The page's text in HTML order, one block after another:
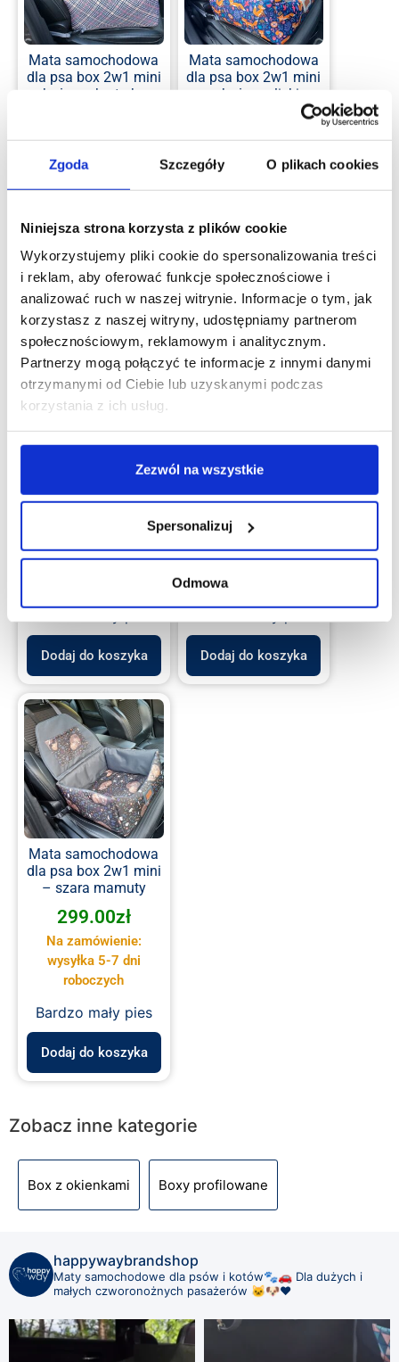
Zgoda Szczegóły O plikach cookies
Niniejsza strona korzysta z plików cookie
Wykorzystujemy pliki cookie do spersonalizowania treści
i reklam, aby oferować funkcje społecznościowe i
analizować ruch w naszej witrynie. Informacje o tym, jak
korzystasz z naszej witryny, udostępniamy partnerom
społecznościowym, reklamowym i analitycznym.
Partnerzy mogą połączyć te informacje z innymi danymi
otrzymanymi od Ciebie lub uzyskanymi podczas
korzystania z ich usług.
Zezwól na wszystkie
Spersonalizuj
Odmowa
Mata samochodowa
dla psa box 2w1 mini
– beżowa krata brąz
wysyłka 5-7 dni
roboczych
Dodaj do koszyka
Mata samochodowa
dla psa box 2w1 mini
– beżowa liski
wysyłka 5-7 dni
roboczych
Bardzo mały pies
Dodaj do koszyka
dla psa box 2w1 mini
– czarna folk
wysyłka 5-7 dni
Dodaj do koszyka
dla psa box 2w1 mini
– szara niedźwiedzie
299.00
wysyłka 5-7 dni
roboczych
Dodaj do koszyka
Mata samochodowa
dla psa box 2w1 mini
– szara mamuty
299.00zł
Na zamówienie:
wysyłka 5-7 dni
roboczych
Bardzo mały pies
Dodaj do koszyka
Zobacz inne kategorie
Box z okienkami Boxy profilowane
happywaybrandshop
Maty samochodowe dla psów i kotów🐾🚗 Dla dużych i
małych czworonożnych pasażerów 🐱🐶❤️